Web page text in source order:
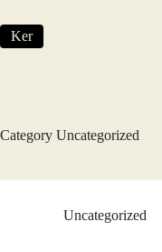
to
content
Ker
Category Uncategorized
Uncategorized